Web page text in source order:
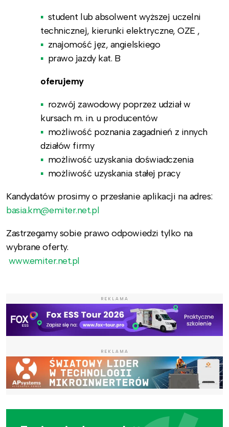
student lub absolwent wyższej uczelni
technicznej, kierunki elektryczne, OZE ,
znajomość jęz, angielskiego
prawo jazdy kat. B
oferujemy
rozwój zawodowy poprzez udział w
kursach m. in. u producentów
możliwość poznania zagadnień z innych
działów firmy
możliwość uzyskania doświadczenia
możliwość uzyskania stałej pracy
Kandydatów prosimy o przesłanie aplikacji na adres:
basia.km@emiter.net.pl
Zastrzegamy sobie prawo odpowiedzi tylko na
wybrane oferty.
www.emiter.net.pl
REKLAMA
REKLAMA